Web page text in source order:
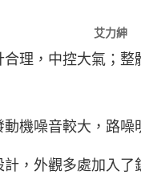
艾力紳
理，中控大氣；
機噪音較大，路噪
，外觀多處加入了